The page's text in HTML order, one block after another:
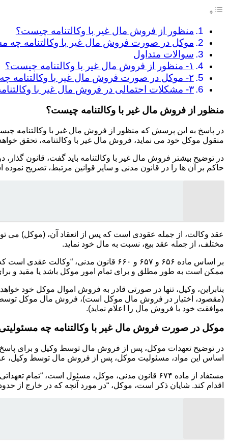
منظور از فروش مال غیر با وکالتنامه چیست؟
موکل در صورت فروش مال غیر با وکالتنامه چه
سوالات متداول
۱- منظور از فروش مال غیر با وکالتنامه چیست؟
۲- موکل در صورت فروش مال غیر با وکالتنامه چه مسئولیتی دارد؟
۳- مشکلات احتمالی در فروش مال غیر با وکالتنامه چیست و چه راهکاری دارد؟
منظور از فروش مال غیر با وکالتنامه چیست؟
در پاسخ به این پرسش که منظور از فروش مال غیر با وکالتنامه
منقول موکل خود می نماید، فروش مال غیر با وکالتنامه، تحقق
در توضیح بیشتر فروش مال غیر با وکالتنامه باید گفت، قانون
حاکم بر آن ها را در قانون مدنی و سایر قوانین مرتبط، تصریح
عقد وکالت، از جمله عقودی است که پس از انعقاد آن، (موکل) می
مختلف، از جمله عقد بیع، نسبت به مال خود نماید.
بر اساس ماده ۶۵۶ و ۶۵۷ و ۶۶۰ قانون
ممکن است به طور مطلق و برای تمام امور موکل باشد یا مقید و برای امر یا امور خاصی.” همچنین، مستفاد از ماده
بنابراین، وکیل، تنها در صورتی قادر به فروش اموال موکل خود
(مقصود، اختیار در فروش مال موکل است)، فروش مال موکل توسط
موافقت خود با فروش مال را اعلام نماید).
موکل در صورت فروش مال غیر با وکالتنامه چه مسئولیتی
اساس این مواد، مسئولیت موکل، پس از فروش مال توسط وکیل،
مستفاد از ماده ۶۷۴ قانون مدنی، موکل، مسئول
اقدام کند. شایان ذکر است، موکل، “در مورد آنچه که در خارج از